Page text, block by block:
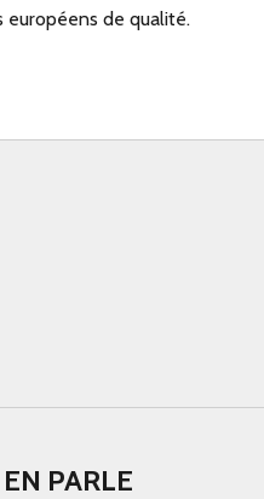
européens de qualité.
PARLE